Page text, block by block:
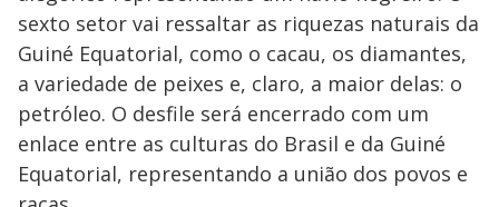
sexto setor vai ressaltar as riquezas naturais da
Guiné Equatorial, como o cacau, os diamantes,
a variedade de peixes e, claro, a maior delas: o
petróleo. O desfile será encerrado com um
enlace entre as culturas do Brasil e da Guiné
Equatorial, representando a união dos povos e